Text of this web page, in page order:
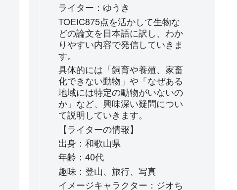
ライター：ゆうき
TOEIC875点を活かして生物な
どの論文を日本語に訳し、わか
りやすい内容で発信していきま
す。
具体的には「飼育や養殖、家畜
化できない動物」や「なぜある
地域には特定の動物がいないの
か」など、興味深い疑問につい
て説明していきます。
【ライターの情報】
出身：和歌山県
年齢：40代
趣味：登山、旅行、写真
イメージキャラクター：ジオち